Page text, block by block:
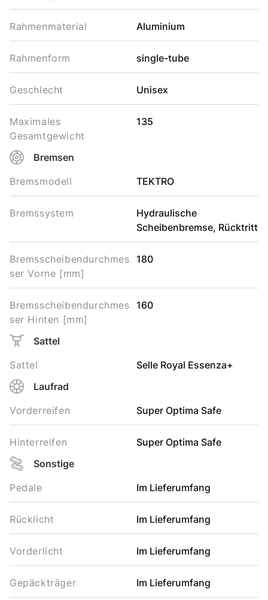
Rahmenmaterial Aluminium
Rahmenform single-tube
Geschlecht Unisex
Maximales
Gesamtgewicht
135
Bremsen
Bremsmodell
TEKTRO
Bremssystem
Hydraulische
Scheibenbremse, Rücktritt
Bremsscheibendurchmes
ser Vorne [mm]
180
Bremsscheibendurchmes
ser Hinten [mm]
160
Sattel
Sattel
Selle Royal Essenza+
Laufrad
Vorderreifen
Super Optima Safe
Hinterreifen
Super Optima Safe
Sonstige
Pedale
Im Lieferumfang
Rücklicht Im Lieferumfang
Vorderlicht Im Lieferumfang
Gepäckträger Im Lieferumfang